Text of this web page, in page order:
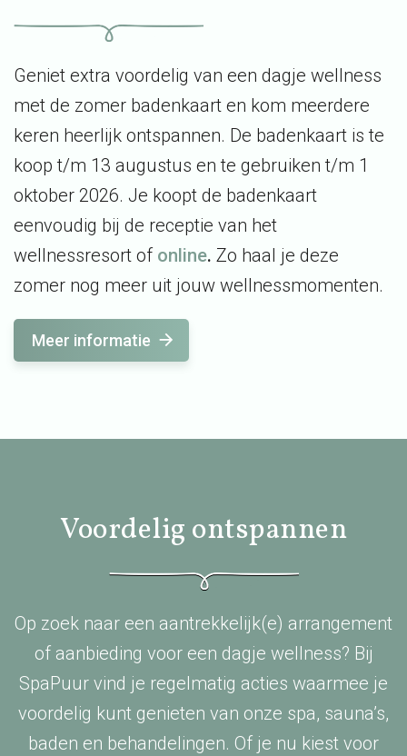
Geniet extra voordelig van een dagje wellness
met de zomer badenkaart en kom meerdere
keren heerlijk ontspannen. De badenkaart is te
koop t/m 13 augustus en te gebruiken t/m 1
oktober 2026. Je koopt de badenkaart
eenvoudig bij de receptie van het
wellnessresort of online. Zo haal je deze
zomer nog meer uit jouw wellnessmomenten.
Meer informatie
Voordelig ontspannen
Op zoek naar een aantrekkelijk(e) arrangement
of aanbieding voor een dagje wellness? Bij
SpaPuur vind je regelmatig acties waarmee je
voordelig kunt genieten van onze spa, sauna’s,
baden en behandelingen. Of je nu kiest voor